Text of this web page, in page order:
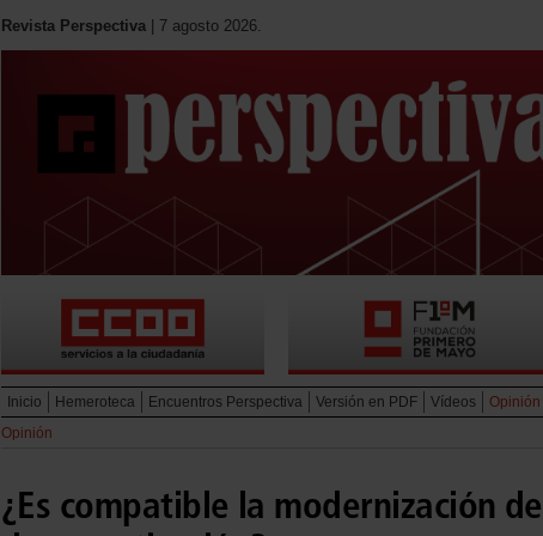
Revista Perspectiva | 7 agosto 2026.
Inicio Hemeroteca Encuentros Perspectiva Versión en PDF Vídeos Opinión
Opinión
¿Es compatible la modernización